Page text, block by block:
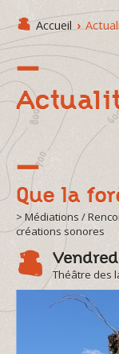
Accueil ›
Que la
> Médiations /
créations sonores
Théâtre des